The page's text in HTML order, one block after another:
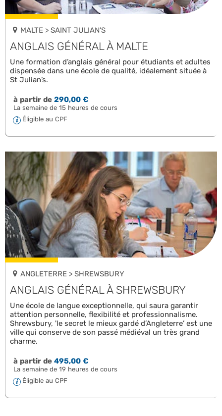
MALTE > SAINT JULIAN’S
ANGLAIS GÉNÉRAL À MALTE
Une formation d’anglais général pour étudiants et adultes
dispensée dans une école de qualité, idéalement située à
St Julian’s.
à partir de290,00 €
La semaine de 15 heures de cours
Éligible au CPF
ANGLETERRE > SHREWSBURY
ANGLAIS GÉNÉRAL À SHREWSBURY
Une école de langue exceptionnelle, qui saura garantir
attention personnelle, flexibilité et professionnalisme.
Shrewsbury, 'le secret le mieux gardé d’Angleterre’ est une
ville qui conserve de son passé médiéval un très grand
charme.
à partir de495,00 €
La semaine de 19 heures de cours
Éligible au CPF